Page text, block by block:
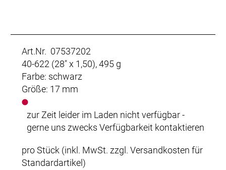
Art.Nr. 07537202
40-622 (28" x 1,50), 495 g
Farbe: schwarz
Größe: 17 mm
zur Zeit leider im Laden nicht verfügbar -
gerne uns zwecks Verfügbarkeit kontaktieren
pro Stück (inkl. MwSt. zzgl. Versandkosten für
Standardartikel)